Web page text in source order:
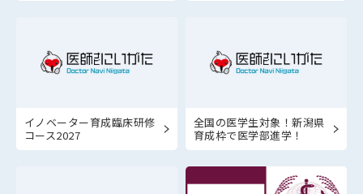
イノベーター育成臨床研修
コース2027
全国の医学生対象！新潟県
育成枠で医学部進学！